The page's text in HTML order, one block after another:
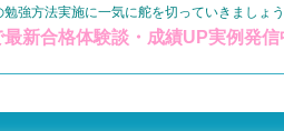
勉強方法実施に一気に舵を切っていきましょ
最新合格体験談・成績UP実例発